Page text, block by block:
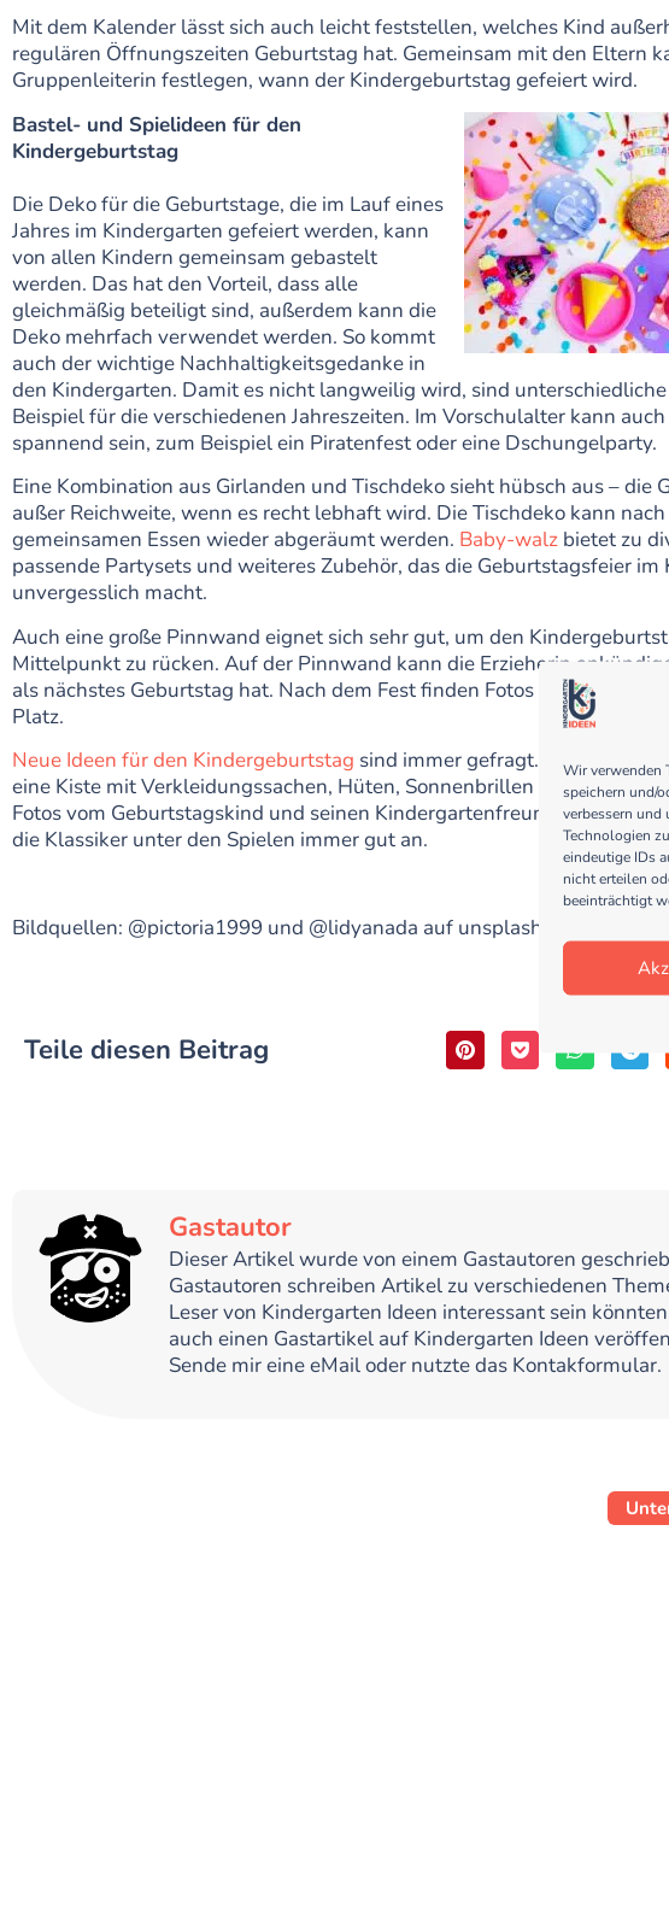
Wir verwenden
speichern und/
verbessern und
Technologien
eindeutige IDs
nicht erteilen
beeinträchtigt
Mit dem Kalender lässt sich auch leicht feststellen, welches Kind
regulären Öffnungszeiten Geburtstag hat. Gemeinsam mit den Eltern
Gruppenleiterin festlegen, wann der Kindergeburtstag gefeiert wird.
Bastel- und Spielideen für den
Kindergeburtstag
Die Deko für die Geburtstage, die im Lauf eines
Jahres im Kindergarten gefeiert werden, kann
von allen Kindern gemeinsam gebastelt
werden. Das hat den Vorteil, dass alle
gleichmäßig beteiligt sind, außerdem kann die
Deko mehrfach verwendet werden. So kommt
auch der wichtige Nachhaltigkeitsgedanke in
den Kindergarten. Damit es nicht langweilig wird, sind
Beispiel für die verschiedenen Jahreszeiten. Im Vorschulalter kann
spannend sein, zum Beispiel ein Piratenfest oder eine Dschungelparty.
Eine Kombination aus Girlanden und Tischdeko sieht hübsch aus – die
außer Reichweite, wenn es recht lebhaft wird. Die Tischdeko kann
gemeinsamen Essen wieder abgeräumt werden. Baby-walz bietet zu
passende Partysets und weiteres Zubehör, das die Geburtstagsfeier im
unvergesslich macht.
Auch eine große Pinnwand eignet sich sehr gut, um den
Mittelpunkt zu rücken. Auf der Pinnwand kann die Erzieherin
als nächstes Geburtstag hat. Nach dem Fest finden Fotos von der Feier
Platz.
Neue Ideen für den Kindergeburtstag sind immer gefragt. Ich empfehle
eine Kiste mit Verkleidungssachen, Hüten, Sonnenbrillen und Tüchern
Fotos vom Geburtstagskind und seinen Kindergartenfreunden!
die Klassiker unter den Spielen immer gut an.
Bildquellen: @pictoria1999 und @lidyanada auf unsplash.com
Teile diesen Beitrag
Gastautor
Dieser Artikel wurde von einem Gastautoren
Gastautoren schreiben Artikel zu verschiedenen
Leser von Kindergarten Ideen interessant sein
auch einen Gastartikel auf Kindergarten Ideen
Sende mir eine eMail oder nutzte das Kontakformular.